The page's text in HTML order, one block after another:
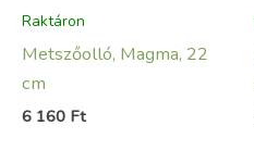
Raktáron
Metszőolló, Magma, 22
cm
6 160 Ft